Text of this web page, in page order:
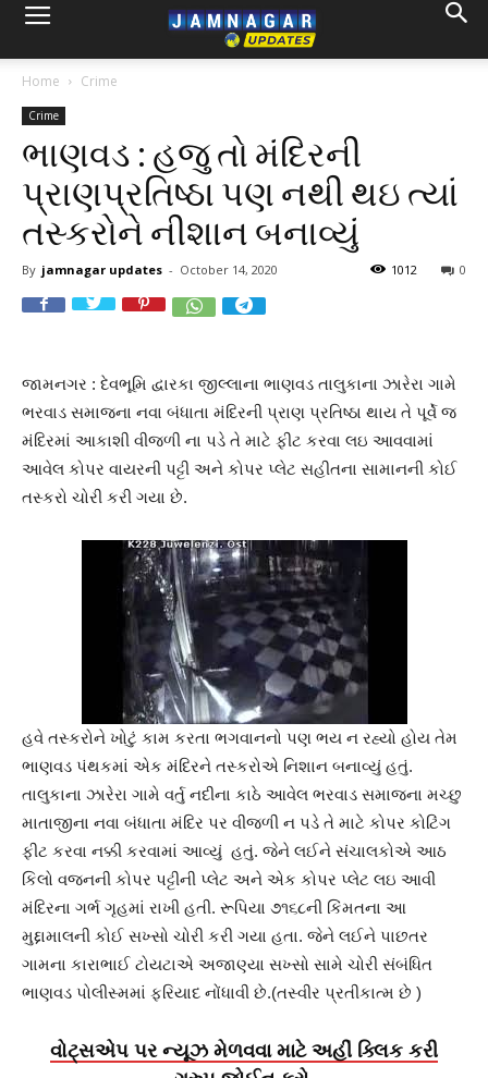
Home Crime
Crime
ભાણવડ : હજુ તો મંદિરની
પ્રાણપ્રતિષ્ઠા પણ નથી થઇ ત્યાં
તસ્કરોને નીશાન બનાવ્યું
By jamnagar updates - October 14, 2020 0
1012
જામનગર : દેવભૂમિ દ્વારકા જીલ્લાના ભાણવડ તાલુકાના ઝારેરા ગામે
ભરવાડ સમાજના નવા બંધાતા મંદિરની પ્રાણ પ્રતિષ્ઠા થાય તે પૂર્વે જ
મંદિરમાં આકાશી વીજળી ના પડે તે માટે ફીટ કરવા લઇ આવવામાં
આવેલ કોપર વાયરની પટ્ટી અને કોપર પ્લેટ સહીતના સામાનની કોઈ
તસ્કરો ચોરી કરી ગયા છે.
હવે તસ્કરોને ખોટું કામ કરતા ભગવાનનો પણ ભય ન રહ્યો હોય તેમ
ભાણવડ પંથકમાં એક મંદિરને તસ્કરોએ નિશાન બનાવ્યું હતું.
તાલુકાના ઝારેરા ગામે વર્તુ નદીના કાઠે આવેલ ભરવાડ સમાજના મચ્છુ
માતાજીના નવા બંધાતા મંદિર પર વીજળી ન પડે તે માટે કોપર કોટિંગ
ફીટ કરવા નક્કી કરવામાં આવ્યું હતું. જેને લઈને સંચાલકોએ આઠ
કિલો વજનની કોપર પટ્ટીની પ્લેટ અને એક કોપર પ્લેટ લઇ આવી
મંદિરના ગર્ભ ગૃહમાં રાખી હતી. રૂપિયા ૭૧૬૮ની કિંમતના આ
મુદ્દામાલની કોઈ સખ્સો ચોરી કરી ગયા હતા. જેને લઈને પાછતર
ગામના કારાભાઈ ટોયટાએ અજાણ્યા સખ્સો સામે ચોરી સંબંધિત
ભાણવડ પોલીસ્મમાં ફરિયાદ નોંધાવી છે.(તસ્વીર પ્રતીકાત્મ છે )
વોટ્સએપ પર ન્યૂઝ મેળવવા માટે અહીં ક્લિક કરી